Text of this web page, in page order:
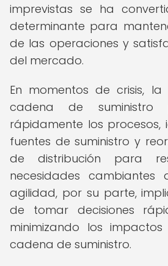
imprevistas se ha
determinante para
de las operaciones y
del mercado.
En momentos de crisis,
cadena de suministro
rápidamente los procesos,
fuentes de suministro y
de distribución para
necesidades cambiantes
agilidad, por su parte,
de tomar decisiones
minimizando los
cadena de suministro.